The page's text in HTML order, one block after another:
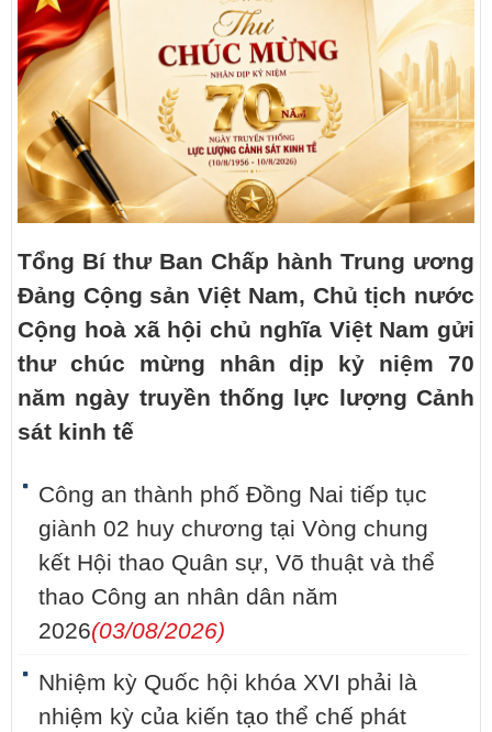
Tổng Bí thư Ban Chấp hành Trung ương
Đảng Cộng sản Việt Nam, Chủ tịch nước
Cộng hoà xã hội chủ nghĩa Việt Nam gửi
thư chúc mừng nhân dịp kỷ niệm 70
năm ngày truyền thống lực lượng Cảnh
sát kinh tế
Công an thành phố Đồng Nai tiếp tục
giành 02 huy chương tại Vòng chung
kết Hội thao Quân sự, Võ thuật và thể
thao Công an nhân dân năm
2026(03/08/2026)
Nhiệm kỳ Quốc hội khóa XVI phải là
nhiệm kỳ của kiến tạo thể chế phát